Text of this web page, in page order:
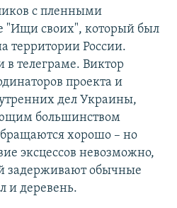
с пленными
"Ищи своих", который был
территории России.
в телеграме. Виктор
проекта и
дел Украины,
большинством
хорошо – но
эксцессов невозможно,
задерживают обычные
и деревень.